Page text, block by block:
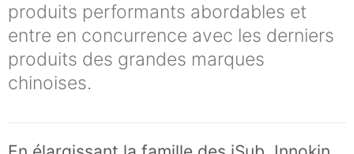
produits performants abordables et
entre en concurrence avec les derniers
produits des grandes marques
chinoises.